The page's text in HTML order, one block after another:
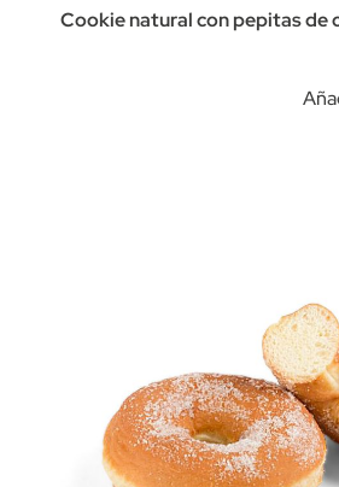
Cookie natural con pepitas de